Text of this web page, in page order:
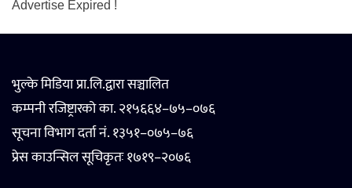
Advertise Expired !
भुल्के मिडिया प्रा.लि.द्वारा सञ्चालित
कम्पनी रजिष्ट्रारको का. २१५६६४–७५–०७६
सूचना विभाग दर्ता नं. १३५१–०७५–७६
प्रेस काउन्सिल सूचिकृतः १७१९–२०७६